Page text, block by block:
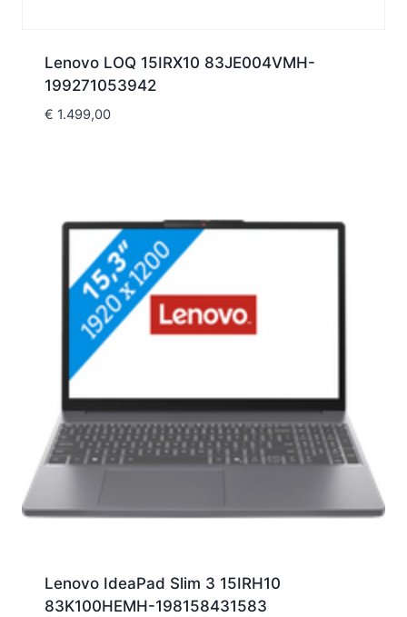
Lenovo LOQ 15IRX10 83JE004VMH-
199271053942
€ 1.499,00
Lenovo IdeaPad Slim 3 15IRH10
83K100HEMH-198158431583